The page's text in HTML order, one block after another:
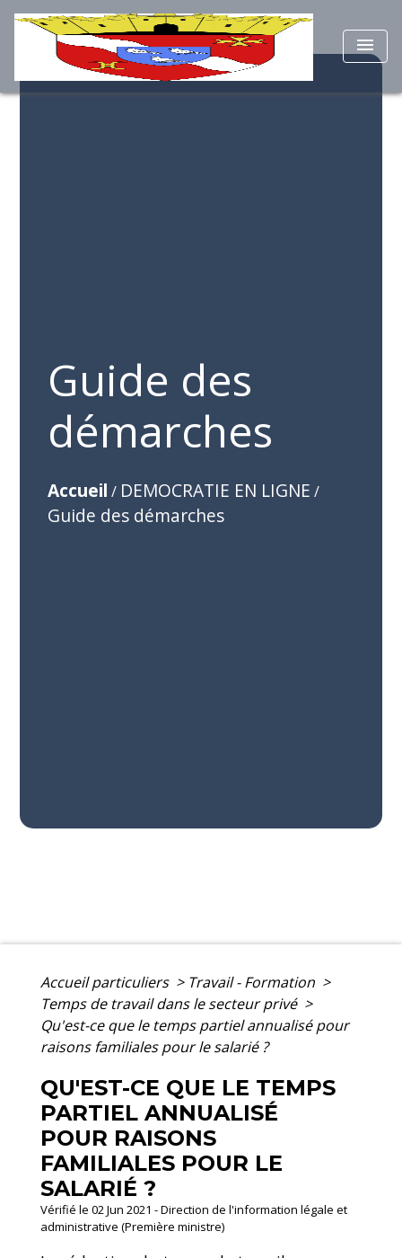
menu
Guide des
démarches
Accueil / DEMOCRATIE EN LIGNE /
Guide des démarches
Accueil particuliers > Travail - Formation >
Temps de travail dans le secteur privé >
Qu'est-ce que le temps partiel annualisé pour
raisons familiales pour le salarié ?
QU'EST-CE QUE LE TEMPS
PARTIEL ANNUALISÉ
POUR RAISONS
FAMILIALES POUR LE
SALARIÉ ?
Vérifié le 02 Jun 2021 - Direction de l'information légale et
administrative (Première ministre)